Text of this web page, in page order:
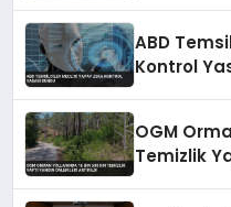
ABD
Kontrol
OGM
Temizlik